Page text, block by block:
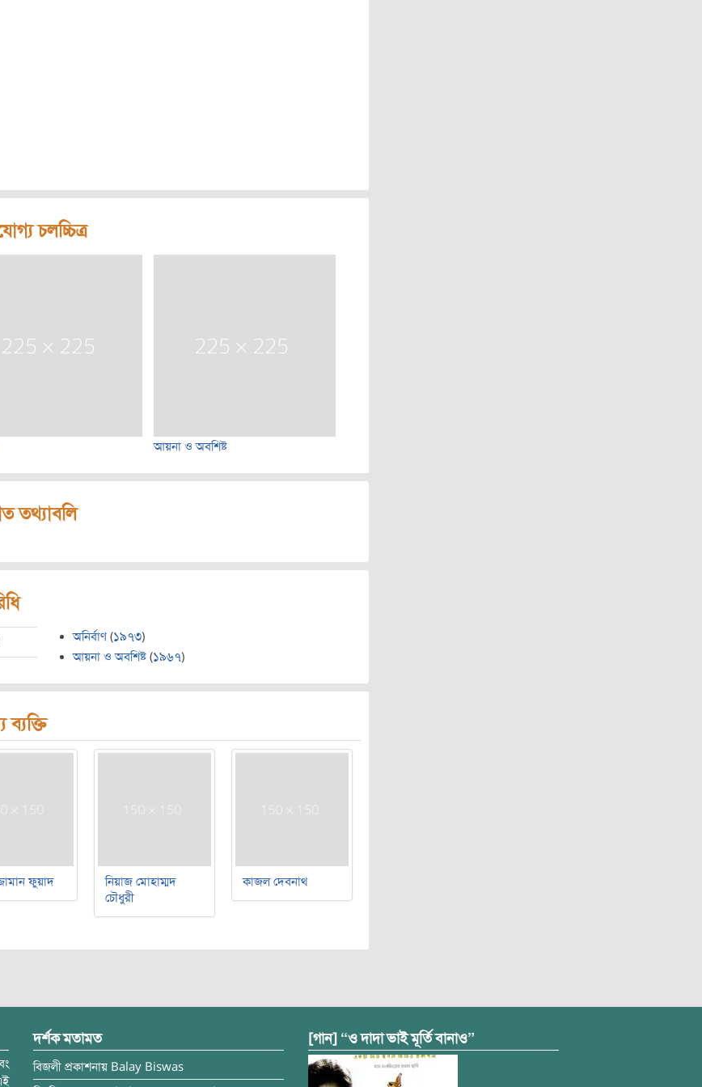
চলচ্চিত্র
আয়না ও অবশিষ্ট
তথ্যাবলি
অনির্বাণ (১৯৭৩)
আয়না ও অবশিষ্ট (১৯৬৭)
ব্যক্তি
ফুয়াদ
নিয়াজ মোহাম্মদ
চৌধুরী
কাজল দেবনাথ
দর্শক মতামত
বিজলী প্রকাশনায় Balay Biswas
[গান] “ও দাদা ভাই মূর্তি বানাও”